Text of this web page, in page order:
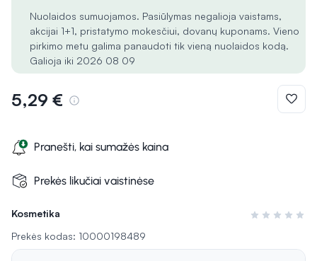
Kosmetika
Įvertinimas 0
Prekės kodas: 10000198489
Nuolaidos sumuojamos. Pasiūlymas negalioja vaistams,
akcijai 1+1, pristatymo mokesčiui, dovanų kuponams. Vieno
pirkimo metu galima panaudoti tik vieną nuolaidos kodą.
Galioja iki 2026 08 09
5,29 €
Pranešti, kai sumažės kaina
Prekės likučiai vaistinėse